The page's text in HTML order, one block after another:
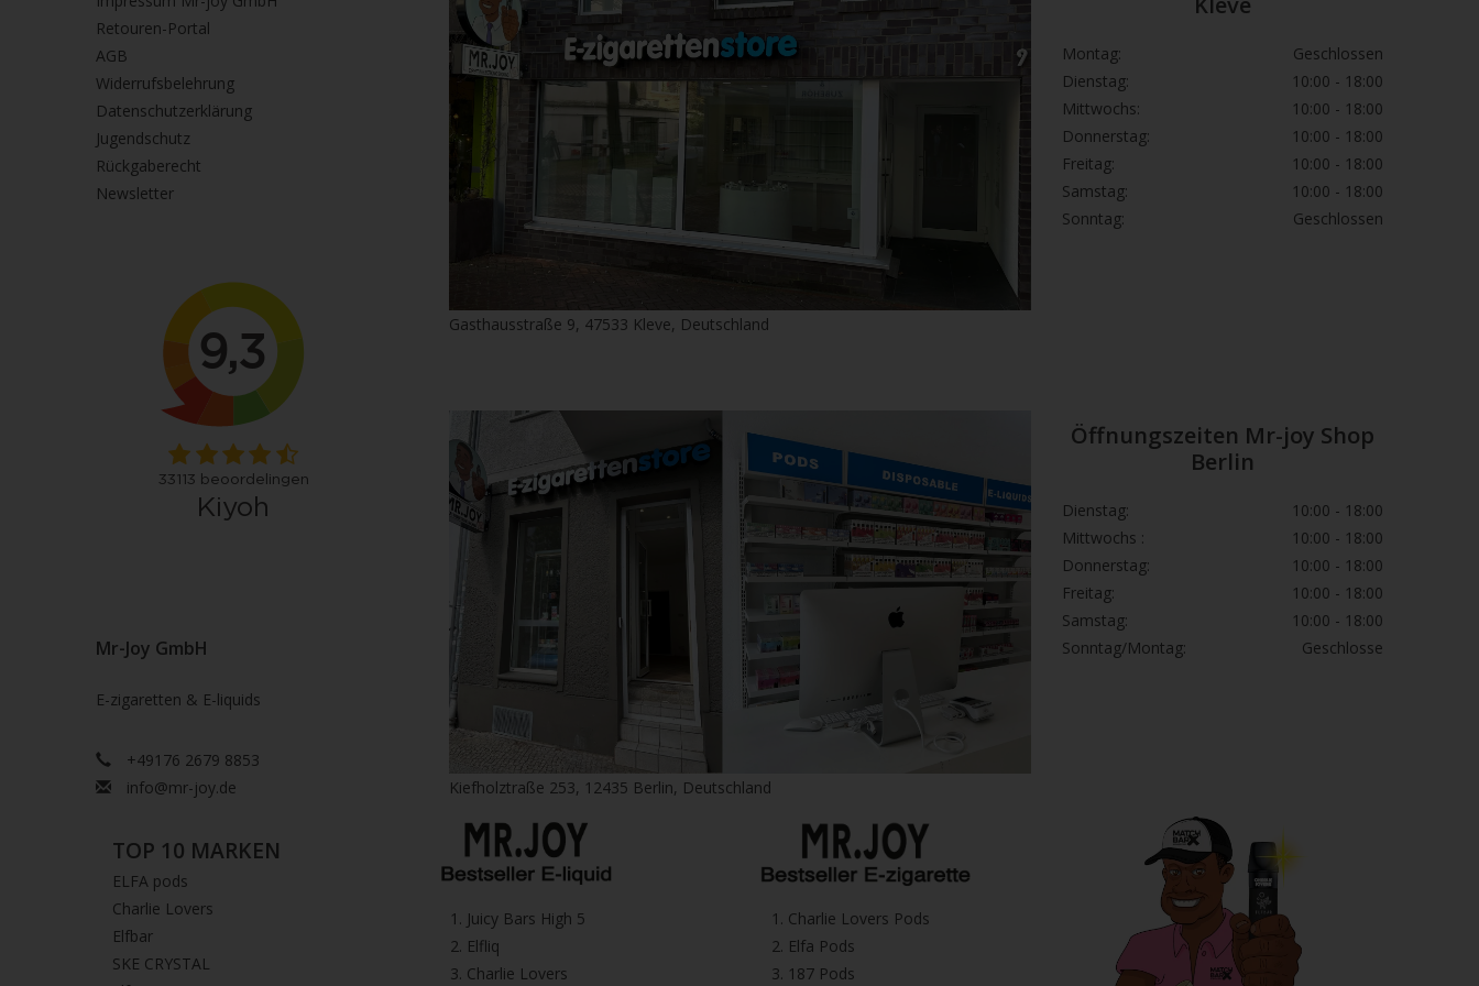
P264 Nach Gebrauch … gründlich waschen.
P270 Bei Gebrauch nicht essen, trinken oder rauchen.
P301+P310 BEI VERSCHLUCKEN: Sofort
GIFTINFORMATIONSZENTRUM/Arzt/…/anrufen.
P405 Unter Verschluss aufbewahren.
P501 Inhalt/Behälter entsprechend den örtlichen Vorschriften
der Entsorgung zuführen.
Retouren-Portal
AGB
Widerrufsbelehrung
Datenschutzerklärung
Jugendschutz
Rückgaberecht
Newsletter
Mr-Joy GmbH
E-zigaretten & E-liquids
+49176 2679 8853
info@mr-joy.de
Gasthausstraße 9, 47533 Kleve, Deutschland
Kiefholztraße 253, 12435 Berlin, Deutschland
Montag:
Geschlossen
Dienstag:
10:00 - 18:00
Mittwochs:
10:00 - 18:00
Donnerstag:
10:00 - 18:00
Freitag:
10:00 - 18:00
Samstag:
10:00 - 18:00
Sonntag:
Geschlossen
Öffnungszeiten Mr-joy Shop
Berlin
Dienstag:
10:00 - 18:00
Mittwochs :
10:00 - 18:00
Donnerstag:
10:00 - 18:00
Freitag:
10:00 - 18:00
Samstag:
10:00 - 18:00
Sonntag/Montag:
Geschlosse
TOP 10 MARKEN
ELFA pods
Charlie Lovers
Elfbar
SKE CRYSTAL
1.⁠ ⁠Juicy Bars High 5
2.⁠ ⁠⁠Elfliq
3.⁠ ⁠⁠Charlie Lovers
1.⁠ ⁠Charlie Lovers Pods
2.⁠ ⁠⁠Elfa Pods
3.⁠ ⁠⁠187 Pods